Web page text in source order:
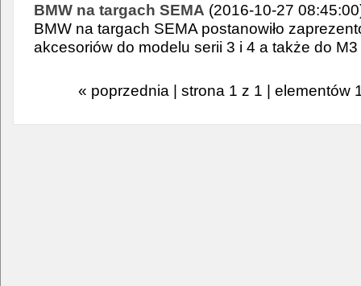
BMW na targach SEMA (2016-10-27
BMW na targach SEMA postanowiło
akcesoriów do modelu serii 3 i 4 a także do M3
« poprzednia | strona 1 z 1 | elementów